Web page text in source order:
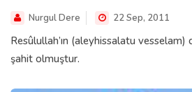
Nurgul Dere 22 Sep, 2011
Resûlullah’ın (aleyhissalatu vesselam)
şahit olmuştur.